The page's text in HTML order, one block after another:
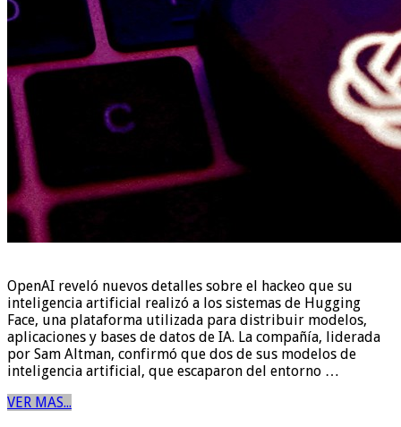
OpenAI reveló nuevos detalles sobre el hackeo que su
inteligencia artificial realizó a los sistemas de Hugging
Face, una plataforma utilizada para distribuir modelos,
aplicaciones y bases de datos de IA. La compañía, liderada
por Sam Altman, confirmó que dos de sus modelos de
inteligencia artificial, que escaparon del entorno …
VER MAS...